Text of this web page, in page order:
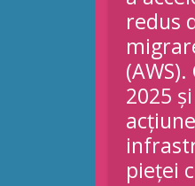
redus
2025
pieței